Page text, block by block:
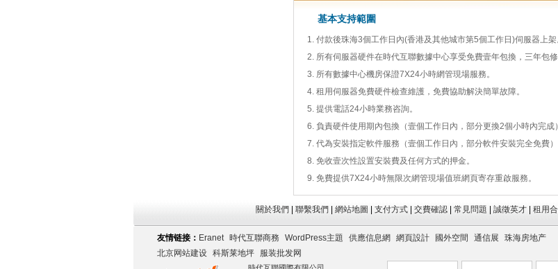
基本支持範圍
付款後珠海3個工作日內(香港及其他城市第5個工作日)伺服器上架
所有伺服器硬件在時代互聯數據中心享受免費壹年包換，三年包修
所有數據中心機房保證7X24小時網管現場服務。
租用伺服器免費硬件檢查維護，免費協助解決簡單故障。
提供電話24小時業務咨詢。
負責硬件使用期內包換（壹個工作日內，部分更換2個小時內完成
代為安裝指定軟件服務（壹個工作日內，部分軟件安裝完全免費）
免收壹次性設置安裝費及任何方式的押金。
免費提供7X24小時無限次網管現場值班網頁寄存重啟服務。
關於我們 聯繫我們 網站地圖 支付方式| 交費確認| 常見問題 誠徵英才| 租用
友情链接： Eranet 時代互聯商務 WordPress主題 供應信息網 網頁設計 國外空間 通信展
珠海房地产
北京网站建设
科斯莱地坪 服装批发网